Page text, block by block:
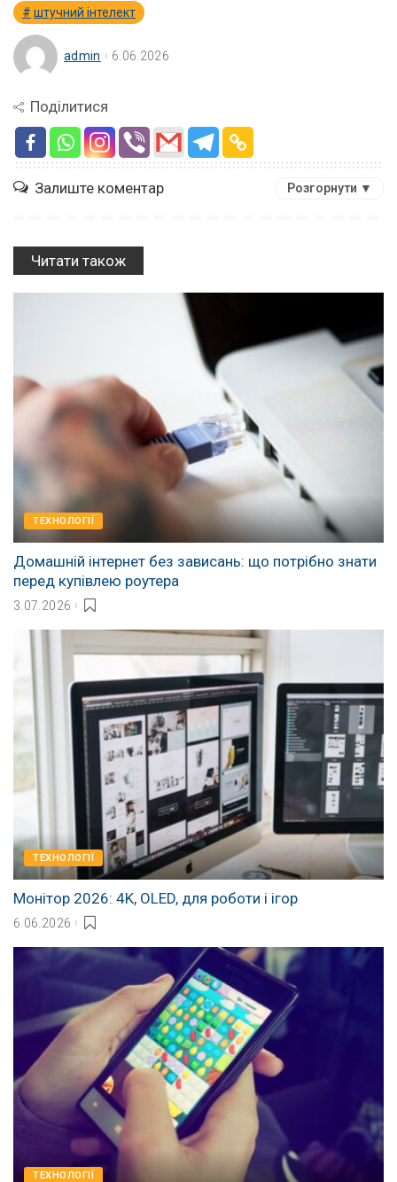
штучний інтелект
admin 6.06.2026
Поділитися
Залиште коментар Розгорнути ▼
Читати також
ТЕХНОЛОГІЇ
Домашній інтернет без зависань: що потрібно знати
перед купівлею роутера
3.07.2026
ТЕХНОЛОГІЇ
Монітор 2026: 4K, OLED, для роботи і ігор
6.06.2026
ТЕХНОЛОГІЇ